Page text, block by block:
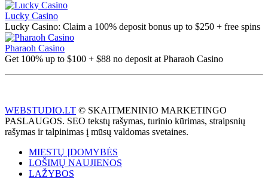
Lucky Casino
Lucky Casino: Claim a 100% deposit bonus up to $250 + free spins
Pharaoh Casino
Get 100% up to $100 + $88 no deposit at Pharaoh Casino
WEBSTUDIO.LT © SKAITMENINIO MARKETINGO
PASLAUGOS. SEO tekstų rašymas, turinio kūrimas, straipsnių
rašymas ir talpinimas į mūsų valdomas svetaines.
MIESTŲ ĮDOMYBĖS
LOŠIMŲ NAUJIENOS
LAŽYBOS